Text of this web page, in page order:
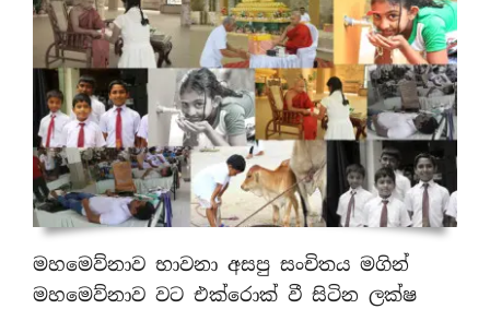
මහමෙව්නාව භාවනා අසපු සංචිතය මගින්
මහමෙව්නාව වට එක්රොක් වී සිටින ලක්ෂ